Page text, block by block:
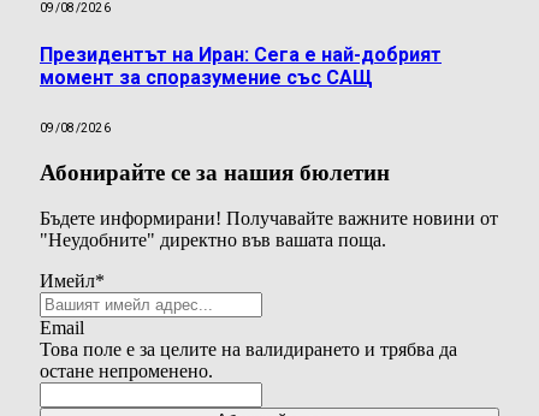
09/08/2026
Президентът на Иран: Сега е най-добрият
момент за споразумение със САЩ
09/08/2026
Абонирайте се за нашия бюлетин
Бъдете информирани! Получавайте важните новини от
"Неудобните" директно във вашата поща.
Имейл*
Email
Това поле е за целите на валидирането и трябва да
остане непроменено.